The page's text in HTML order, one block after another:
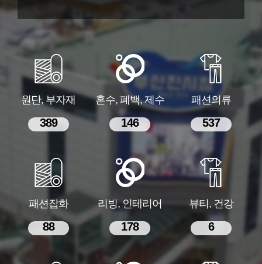
원단, 부자재
389
혼수, 폐백, 제수
146
패션의류
537
패션잡화
88
리빙, 인테리어
178
뷰티, 건강
6